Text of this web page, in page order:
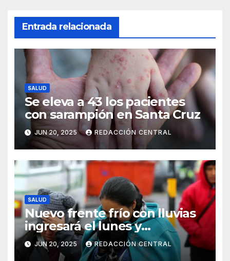
Entrada relacionada
SALUD
Se eleva a 43 los pacientes
con sarampión en Santa Cruz
JUN 20, 2025 REDACCIÓN CENTRAL
SALUD
Nuevo frente frío con lluvias
ingresará el lunes y
continuarán los vientos en el
altiplano y valles
JUN 20, 2025 REDACCIÓN CENTRAL